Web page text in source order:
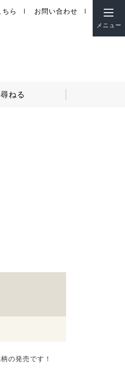
ら お問い合わせ
メニュー
閉じ
尋ねる
の発売です！